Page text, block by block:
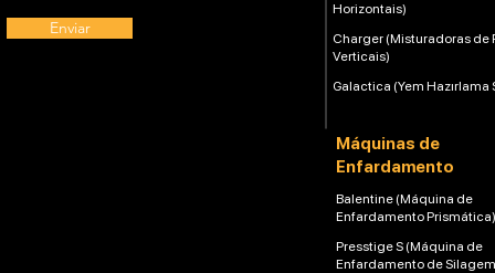
Enviar
Horizontais)
Charger (Misturadoras de
Verticais)
Galactica (Yem Hazırlama
Máquinas de
Enfardamento
Balentine (Máquina de
Enfardamento Prismática)
Presstige S (Máquina de
Enfardamento de